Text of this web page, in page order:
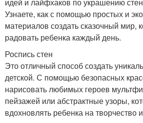
идей и лайфхаков по украшению
Узнаете, как с помощью простых и
материалов создать сказочный мир,
радовать ребенка каждый день.
Роспись стен
Это отличный способ создать
детской. С помощью безопасных
нарисовать любимых героев
пейзажей или абстрактные узоры,
вдохновлять ребенка на творчество